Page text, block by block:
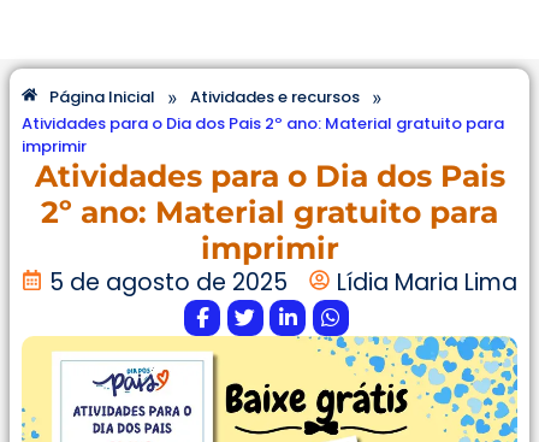
Página Inicial » Atividades e recursos »
Atividades para o Dia dos Pais 2º ano: Material gratuito para
imprimir
Atividades para o Dia dos Pais
2º ano: Material gratuito para
imprimir
5 de agosto de 2025 Lídia Maria Lima